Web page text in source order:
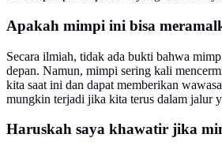
Apakah mimpi ini bisa
Secara ilmiah, tidak ada bukti bahwa
depan. Namun, mimpi sering kali
kita saat ini dan dapat memberikan
mungkin terjadi jika kita terus dalam jalur
Haruskah saya khawatir jika